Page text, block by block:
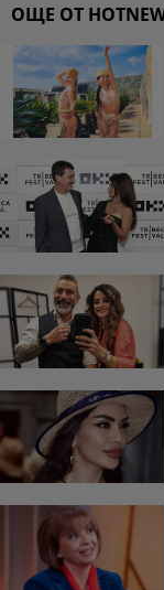
ОЩЕ ОТ